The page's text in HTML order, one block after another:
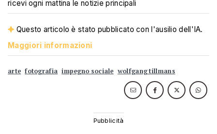
ricevi ogni mattina le notizie principali
Questo articolo è stato pubblicato con l'ausilio dell'IA.
Maggiori informazioni
arte fotografia impegno sociale wolfgang tillmans